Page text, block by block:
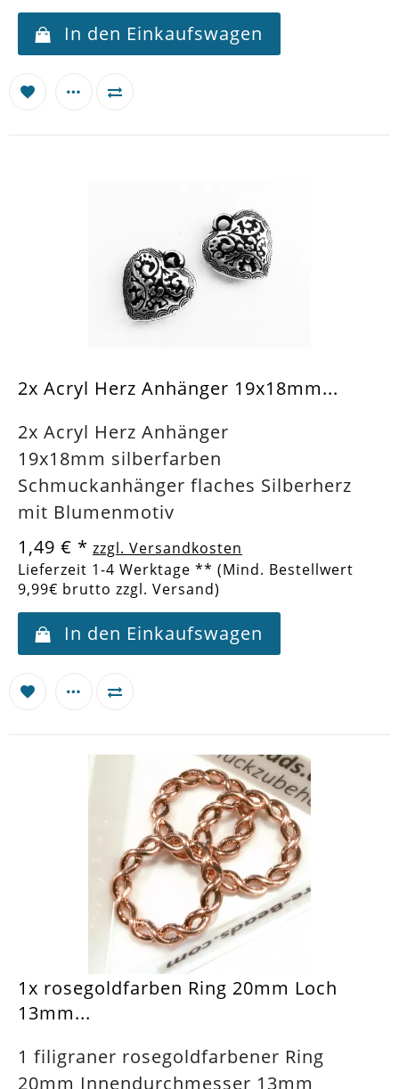
In den Einkaufswagen
2x Acryl Herz Anhänger 19x18mm...
2x Acryl Herz Anhänger
19x18mm silberfarben
Schmuckanhänger flaches Silberherz
mit Blumenmotiv
1,49 € * zzgl. Versandkosten
Lieferzeit 1-4 Werktage ** (Mind. Bestellwert
9,99€ brutto zzgl. Versand)
In den Einkaufswagen
1x rosegoldfarben Ring 20mm Loch
13mm...
1 filigraner rosegoldfarbener Ring
20mm Innendurchmesser 13mm